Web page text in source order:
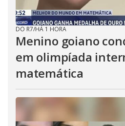
DO R7/HÁ 1 HORA
Menino goiano
em olimpíada
matemática